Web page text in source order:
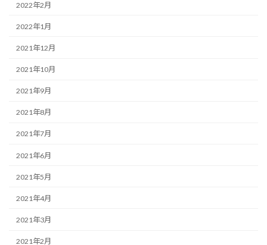
2022年2月
2022年1月
2021年12月
2021年10月
2021年9月
2021年8月
2021年7月
2021年6月
2021年5月
2021年4月
2021年3月
2021年2月